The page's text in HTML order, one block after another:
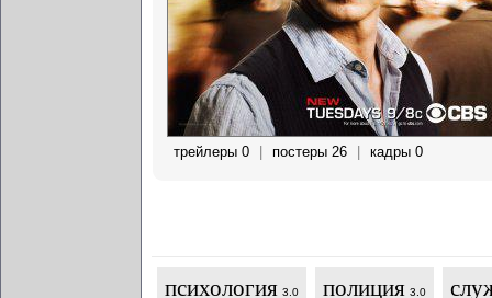
трейлеры 0 постеры 26 кадры 0
психология 3.0 полиция 3.0